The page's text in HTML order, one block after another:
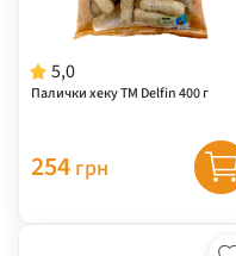
5,0
Палички хеку ТМ Delfin 400 г
254 грн